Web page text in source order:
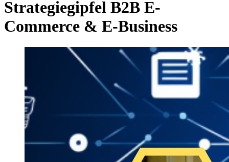
Strategiegipfel B2B E-
Commerce & E-Business